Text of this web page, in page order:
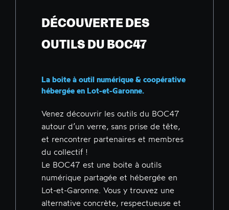
DÉCOUVERTE DES
OUTILS DU BOC47
La boite à outil numérique & coopérative
hébergée en Lot-et-Garonne.
Venez découvrir les outils du BOC47
autour d’un verre, sans prise de tête,
et rencontrer partenaires et membres
du collectif !
Le BOC47 est une boite à outils
numérique partagée et hébergée en
Lot-et-Garonne. Vous y trouvez une
alternative concrète, respectueuse et